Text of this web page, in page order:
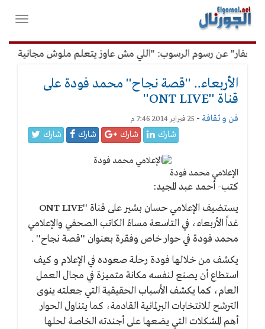
القائمة
الرئيسية
فتح
عن رسوم الرسوب: "اللي مش عاوز يتعلم ملوش مجانية"
الأربعاء.. ''قصة نجاح'' محمد فودة على
قناة ''ONT LIVE''
فن و ثقافة - 25 فبراير 2014 7:46 م
شارك شارك شارك شارك
الإعلامي محمد فودة
كتب- أحمد عبد المجيد:
يستضيف الإعلامي حسان بشير على قناة ''ONT LIVE
غداً الأربعاء، في التاسعة مساءً الكاتب الصحفي والإعلامي
محمد فودة في حوار خاص وفقرة بعنوان ''قصة نجاح'' .
يكشف من خلالها فودة رحلة صعوده في الإعلام و كيف
استطاع أن يصنع لنفسه مكانة متميزة في مجال العمل
العام، كما يكشف الأسباب الحقيقية التي جعلته ينوى
الترشح للانتخابات البرلمانية القادمة، كما يتناول الحوار
أهم المشكلات التي يضعها على أجندته الخاصة لحلها